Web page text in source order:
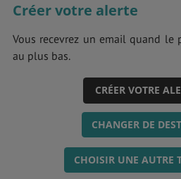
Créer votre alerte
Vous recevrez un email quand
au plus bas.
CRÉER VOTRE
CHANGER DE
CHOISIR UNE AUTRE